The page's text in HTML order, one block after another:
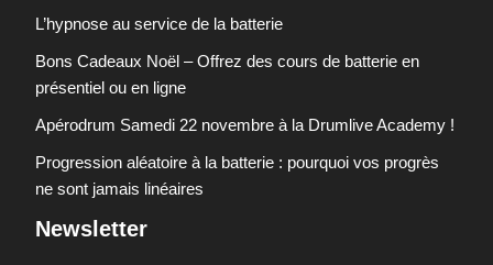
L’hypnose au service de la batterie
Bons Cadeaux Noël – Offrez des cours de batterie en
présentiel ou en ligne
Apérodrum Samedi 22 novembre à la Drumlive Academy !
Progression aléatoire à la batterie : pourquoi vos progrès
ne sont jamais linéaires
Newsletter